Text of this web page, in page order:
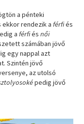
a pénteki
ekkor rendezik aférfiés
aférfiésnői
számában jövő
egy nappal azt
Szintén jövő
az utolsó
pedig jövő